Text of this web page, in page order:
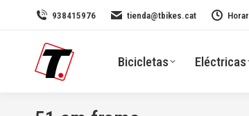
938415976 tienda@tbikes.cat
Bicicletas Eléctricas